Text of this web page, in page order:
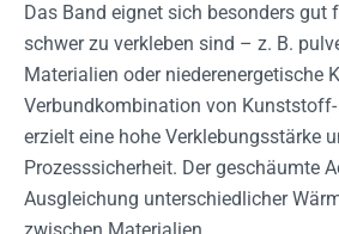
Das Band eignet sich besonders gut
schwer zu verkleben sind – z. B.
Materialien oder niederenergetische
Verbundkombination von
erzielt eine hohe Verklebungsstärke
Prozesssicherheit. Der geschäumte
Ausgleichung unterschiedlicher